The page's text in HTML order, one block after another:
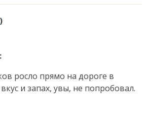
)
росло прямо на дороге в
и запах, увы, не попробовал.